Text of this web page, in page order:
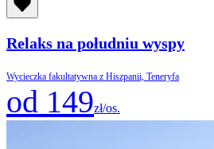
Relaks na południu wyspy
Wycieczka fakultatywna z Hiszpanii, Teneryfa
od 149zł/os.